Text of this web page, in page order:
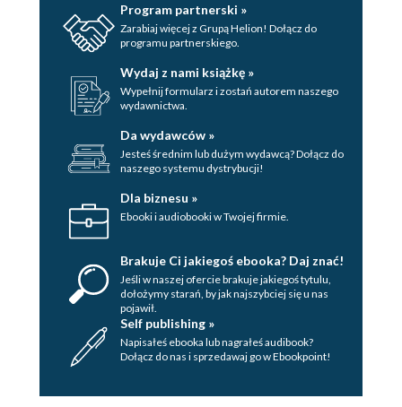
Program partnerski »
Zarabiaj więcej z Grupą Helion! Dołącz do
programu partnerskiego.
Wydaj z nami książkę »
Wypełnij formularz i zostań autorem naszego
wydawnictwa.
Da wydawców »
Jesteś średnim lub dużym wydawcą? Dołącz do
naszego systemu dystrybucji!
Dla biznesu »
Ebooki i audiobooki w Twojej firmie.
Brakuje Ci jakiegoś ebooka? Daj znać!
Jeśli w naszej ofercie brakuje jakiegoś tytulu,
dołożymy starań, by jak najszybciej się u nas
pojawił.
Self publishing »
Napisałeś ebooka lub nagrałeś audibook?
Dołącz do nas i sprzedawaj go w Ebookpoint!